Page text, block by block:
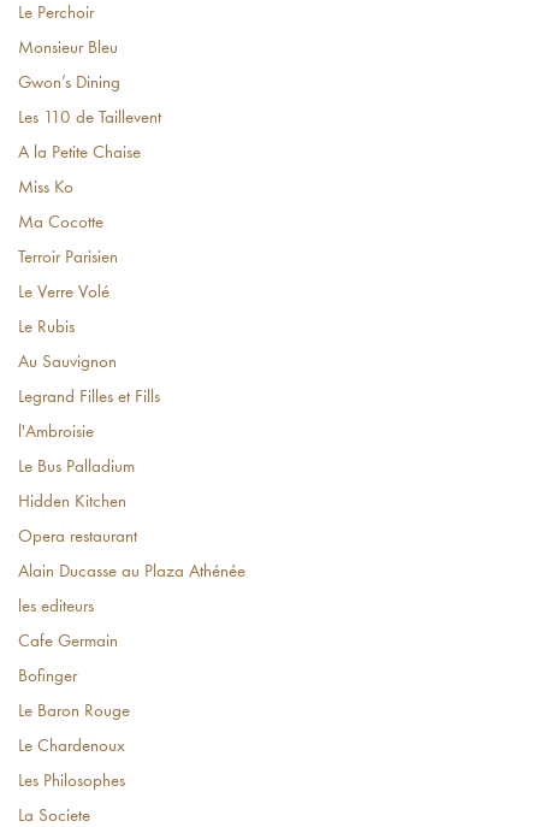
Le Perchoir
Monsieur Bleu
Gwon’s Dining
Les 110 de Taillevent
A la Petite Chaise
Miss Ko
Ma Cocotte
Terroir Parisien
Le Verre Volé
Le Rubis
Au Sauvignon
Legrand Filles et Fills
l'Ambroisie
Le Bus Palladium
Hidden Kitchen
Opera restaurant
Alain Ducasse au Plaza Athénée
les editeurs
Cafe Germain
Bofinger
Le Baron Rouge
Le Chardenoux
Les Philosophes
La Societe